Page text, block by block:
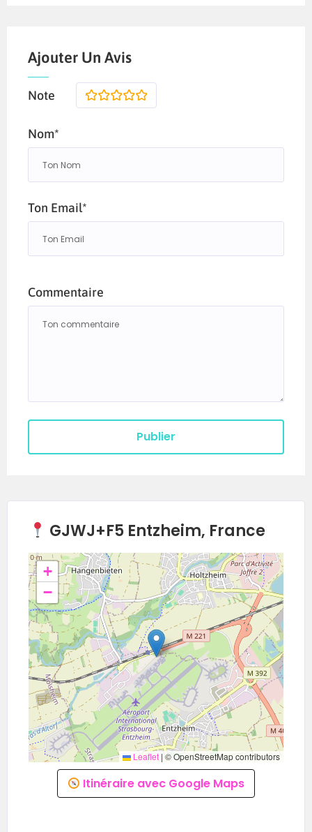
Ajouter Un Avis
Note 5
4
3
2
Nom*
Ton Email*
Commentaire
GJWJ+F5 Entzheim, France
+
−
Leaflet |© OpenStreetMap contributors
Itinéraire avec Google Maps